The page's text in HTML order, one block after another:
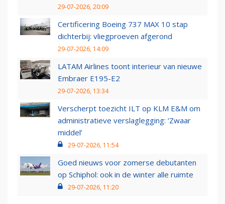
29-07-2026, 20:09
Certificering Boeing 737 MAX 10 stap
dichterbij: vliegproeven afgerond
29-07-2026, 14:09
LATAM Airlines toont interieur van nieuwe
Embraer E195-E2
29-07-2026, 13:34
Verscherpt toezicht ILT op KLM E&M om
administratieve verslaglegging: ‘Zwaar
middel’
29-07-2026, 11:54
Goed nieuws voor zomerse debutanten
op Schiphol: ook in de winter alle ruimte
29-07-2026, 11:20